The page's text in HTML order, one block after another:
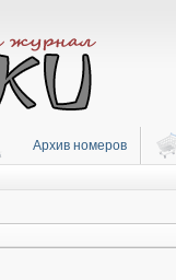
Архив номеров